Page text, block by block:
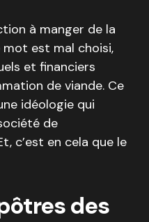
à manger de la
est mal choisi,
et financiers
de viande. Ce
idéologie qui
de
c’est en cela que le
des